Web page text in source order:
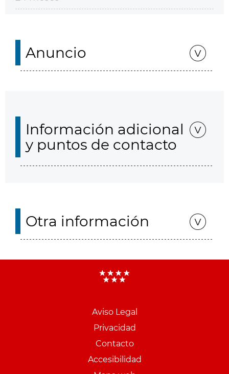
Anuncio
Información adicional
y puntos de contacto
Otra información
Aviso Legal
Privacidad
Contacto
Accesibilidad